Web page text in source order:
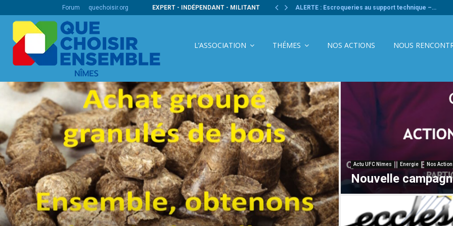
Forum quechoisir.org EXPERT - INDÉPENDANT - MILITANT
pour une démarche qualité au bénéfice… ALERTE : Escroqueries au support technique –…
L’ASSOCIATION THÉMES NOS ACTIONS NOUS
Actu UFC Nîmes Energie Nos
Nouvelle